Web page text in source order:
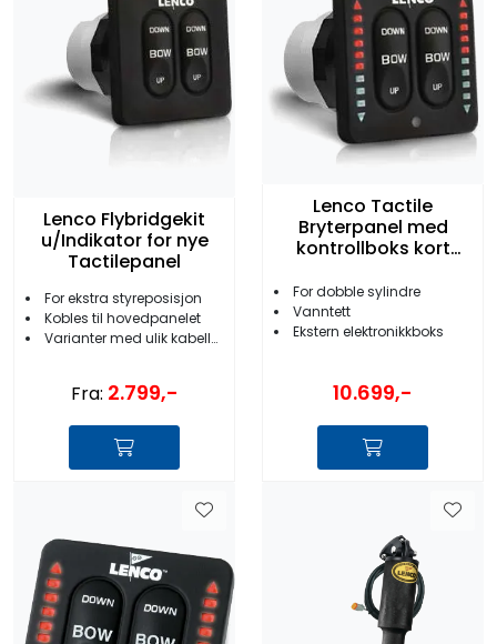
Lenco Flybridgekit
u/Indikator for nye
Tactilepanel
For ekstra styreposisjon
Kobles til hovedpanelet
Varianter med ulik kabellengde
Fra: 2.799,-
Lenco Tactile
Bryterpanel med
kontrollboks kort
For dobble sylindre
Vanntett
Ekstern elektronikkboks
10.699,-